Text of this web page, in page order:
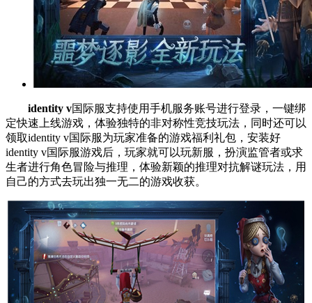
identity v国际服支持使用手机服务账号进行登录，一键绑
定快速上线游戏，体验独特的非对称性竞技玩法，同时还可以
领取identity v国际服为玩家准备的游戏福利礼包，安装好
identity v国际服游戏后，玩家就可以玩新服，扮演监管者或求
生者进行角色冒险与推理，体验新颖的推理对抗解谜玩法，用
自己的方式去玩出独一无二的游戏收获。